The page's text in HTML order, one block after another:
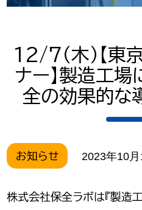
12/7（木）【東
ナー】製造工
全の効果的な
お知らせ 2023年10
株式会社保全ラボは『製造